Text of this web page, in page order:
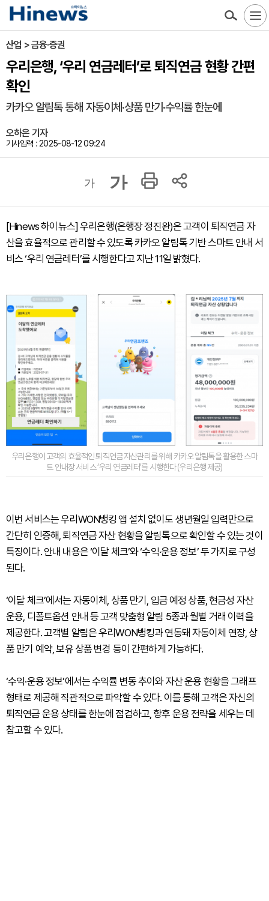
산업 > 금융·증권
우리은행, ‘우리 연금레터’로 퇴직연금 현황 간편
확인
카카오 알림톡 통해 자동이체·상품 만기·수익률 한눈에
오하은 기자
기사입력 : 2025-08-12 09:24
가 가
[Hinews 하이뉴스] 우리은행(은행장 정진완)은 고객이 퇴직연금 자
산을 효율적으로 관리할 수 있도록 카카오 알림톡 기반 스마트 안내 서
비스 ‘우리 연금레터’를 시행한다고 지난 11일 밝혔다.
우리은행이 고객의 효율적인 퇴직연금 자산관리를 위해 카카오 알림톡을 활용한 스마
트 안내장 서비스 ‘우리 연금레터’를 시행한다 (우리은행 제공)
이번 서비스는 우리WON뱅킹 앱 설치 없이도 생년월일 입력만으로
간단히 인증해, 퇴직연금 자산 현황을 알림톡으로 확인할 수 있는 것이
특징이다. 안내 내용은 ‘이달 체크’와 ‘수익·운용 정보’ 두 가지로 구성
된다.
‘이달 체크’에서는 자동이체, 상품 만기, 입금 예정 상품, 현금성 자산
운용, 디폴트옵션 안내 등 고객 맞춤형 알림 5종과 월별 거래 이력을
제공한다. 고객별 알림은 우리WON뱅킹과 연동돼 자동이체 연장, 상
품 만기 예약, 보유 상품 변경 등이 간편하게 가능하다.
‘수익·운용 정보’에서는 수익률 변동 추이와 자산 운용 현황을 그래프
형태로 제공해 직관적으로 파악할 수 있다. 이를 통해 고객은 자신의
퇴직연금 운용 상태를 한눈에 점검하고, 향후 운용 전략을 세우는 데
참고할 수 있다.